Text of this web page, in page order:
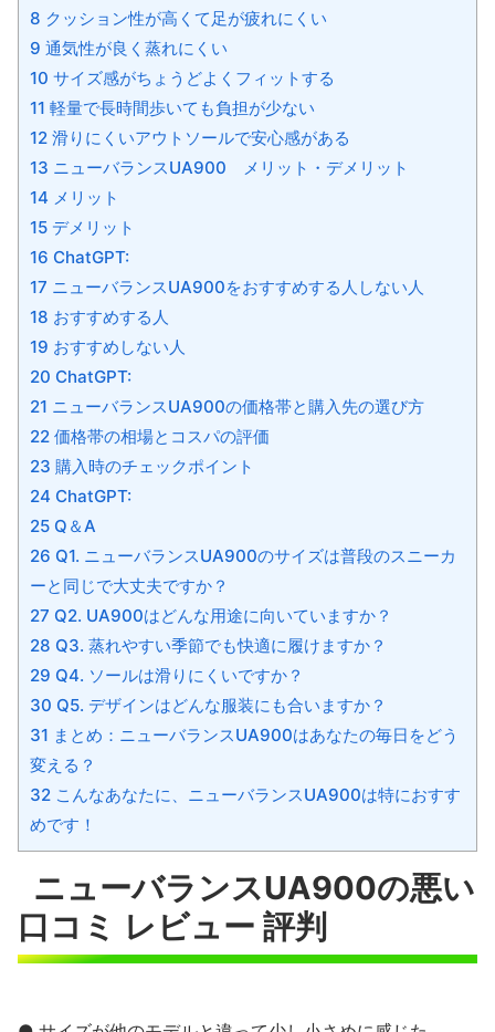
8 クッション性が高くて足が疲れにくい
9 通気性が良く蒸れにくい
10 サイズ感がちょうどよくフィットする
11 軽量で長時間歩いても負担が少ない
12 滑りにくいアウトソールで安心感がある
13 ニューバランスUA900 メリット・デメリット
14 メリット
15 デメリット
16 ChatGPT:
17 ニューバランスUA900をおすすめする人しない人
18 おすすめする人
19 おすすめしない人
20 ChatGPT:
21 ニューバランスUA900の価格帯と購入先の選び方
22 価格帯の相場とコスパの評価
23 購入時のチェックポイント
24 ChatGPT:
25 Q＆A
26 Q1. ニューバランスUA900のサイズは普段のスニーカ
ーと同じで大丈夫ですか？
27 Q2. UA900はどんな用途に向いていますか？
28 Q3. 蒸れやすい季節でも快適に履けますか？
29 Q4. ソールは滑りにくいですか？
30 Q5. デザインはどんな服装にも合いますか？
31 まとめ：ニューバランスUA900はあなたの毎日をどう
変える？
32 こんなあなたに、ニューバランスUA900は特におすす
めです！
C
ニューバランスUA900の悪い
口コミ レビュー 評判